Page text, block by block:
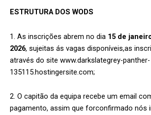
ESTRUTURA DOS WODS
1. As inscrições abrem no dia 15 de
2026, sujeitas ás vagas disponíveis,as
através do site www.darkslategrey-panther-
135115.hostingersite.com;
2. O capitão da equipa recebe um email
pagamento, assim que forconfirmado nós